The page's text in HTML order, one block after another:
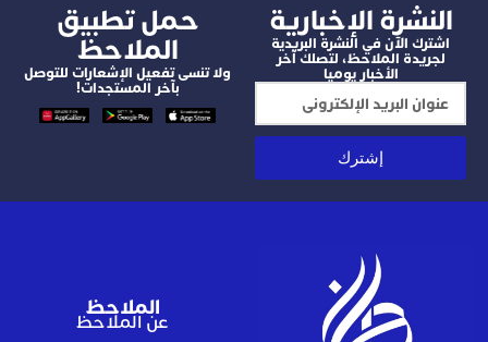
الإخبارية
الآن في النشرة البريدية
الملاحظ، لتصلك آخر
الأخبار يوميا
‫حمل تطبيق
الملاحظ
ولا تنسى تفعيل الإشعارات للتوصل
بآخر المستجدات!
الملاحظ
عن الملاحظ